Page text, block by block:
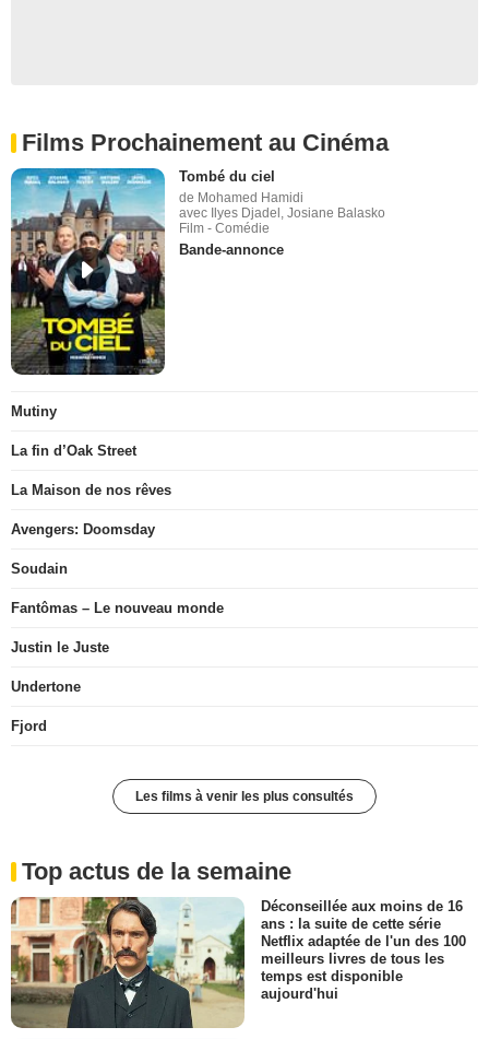
Films Prochainement au Cinéma
Tombé du ciel
de Mohamed Hamidi
avec Ilyes Djadel, Josiane Balasko
Film - Comédie
Bande-annonce
Mutiny
La fin d’Oak Street
La Maison de nos rêves
Avengers: Doomsday
Soudain
Fantômas – Le nouveau monde
Justin le Juste
Undertone
Fjord
Les films à venir les plus consultés
Top actus de la semaine
Déconseillée aux moins de 16
ans : la suite de cette série
Netflix adaptée de l'un des 100
meilleurs livres de tous les
temps est disponible
aujourd'hui